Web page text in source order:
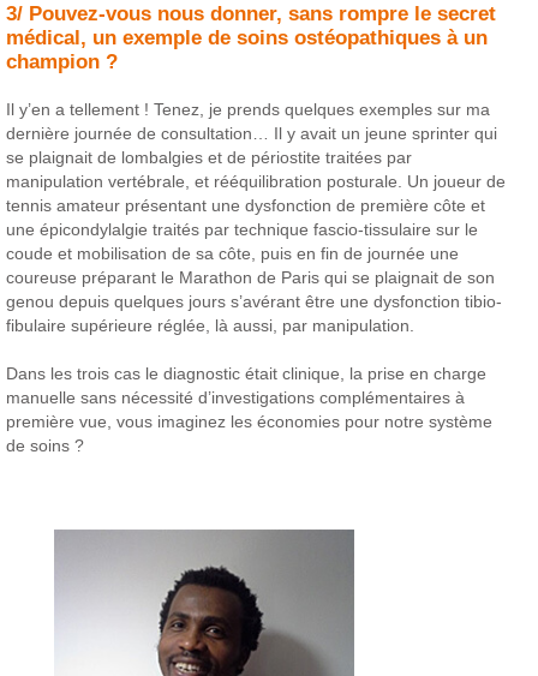
3/ Pouvez-vous nous donner, sans rompre le secret
médical, un exemple de soins ostéopathiques à un
champion ?
Il y’en a tellement ! Tenez, je prends quelques exemples sur ma
dernière journée de consultation… Il y avait un jeune sprinter qui
se plaignait de lombalgies et de périostite traitées par
manipulation vertébrale, et rééquilibration posturale. Un joueur de
tennis amateur présentant une dysfonction de première côte et
une épicondylalgie traités par technique fascio-tissulaire sur le
coude et mobilisation de sa côte, puis en fin de journée une
coureuse préparant le Marathon de Paris qui se plaignait de son
genou depuis quelques jours s’avérant être une dysfonction tibio-
fibulaire supérieure réglée, là aussi, par manipulation.
Dans les trois cas le diagnostic était clinique, la prise en charge
manuelle sans nécessité d’investigations complémentaires à
première vue, vous imaginez les économies pour notre système
de soins ?